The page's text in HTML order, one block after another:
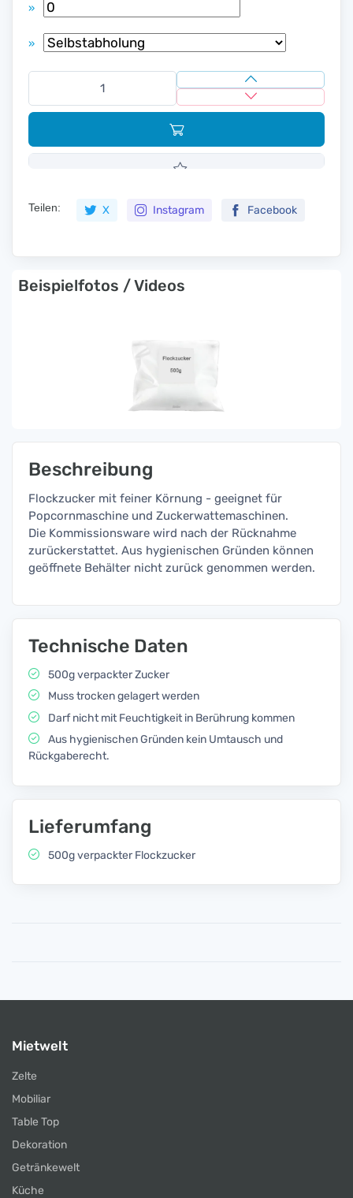
»
»
Teilen: X Instagram Facebook
Beispielfotos / Videos
Beschreibung
Flockzucker mit feiner Körnung - geeignet für
Popcornmaschine und Zuckerwattemaschinen.
Die Kommissionsware wird nach der Rücknahme
zurückerstattet. Aus hygienischen Gründen können
geöffnete Behälter nicht zurück genommen werden.
Technische Daten
500g verpackter Zucker
Muss trocken gelagert werden
Darf nicht mit Feuchtigkeit in Berührung kommen
Aus hygienischen Gründen kein Umtausch und
Rückgaberecht.
Lieferumfang
500g verpackter Flockzucker
Mietwelt
Zelte
Mobiliar
Table Top
Dekoration
Getränkewelt
Küche